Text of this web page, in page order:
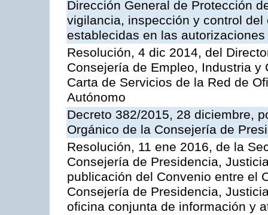
Dirección General de Protección
vigilancia, inspección y control
establecidas en las
Resolución, 4 dic 2014, del
Consejería de Empleo, Industria
Carta de Servicios de la Red de
Autónomo
Decreto 382/2015, 28 diciembre,
Orgánico de la Consejería de
Resolución, 11 ene 2016, de la
Consejería de Presidencia,
publicación del Convenio entre el
Consejería de Presidencia,
oficina conjunta de información y